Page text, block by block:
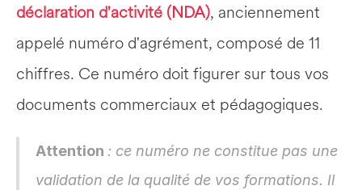
déclaration d'activité (NDA), anciennement
appelé numéro d'agrément, composé de 11
chiffres. Ce numéro doit figurer sur tous vos
documents commerciaux et pédagogiques.
Attention : ce numéro ne constitue pas une
validation de la qualité de vos formations. Il